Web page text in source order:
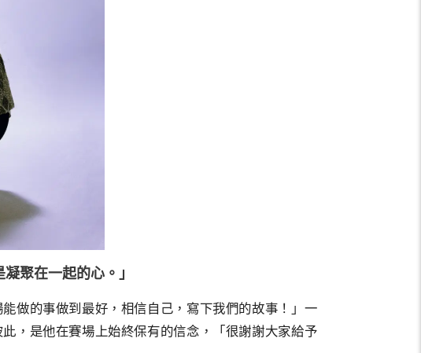
聚在一起的心。」
做的事做到最好，相信自己，寫下我們的故事！」一
，是他在賽場上始終保有的信念，「很謝謝大家給予